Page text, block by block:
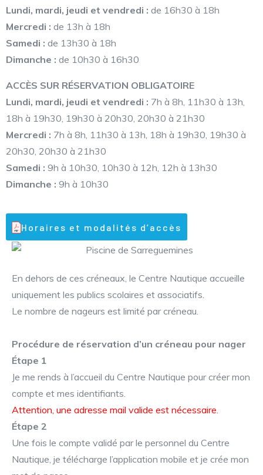
Lundi, mardi, jeudi et vendredi : de 16h30 à 18h
Mercredi : de 13h à 18h
Samedi : de 13h30 à 18h
Dimanche : de 10h30 à 16h30
ACCÈS SUR RÉSERVATION OBLIGATOIRE
Lundi, mardi, jeudi et vendredi : 7h à 8h, 11h30 à 13h,
18h à 19h30, 19h30 à 20h30, 20h30 à 21h30
Mercredi : 7h à 8h, 11h30 à 13h, 18h à 19h30, 19h30 à
20h30, 20h30 à 21h30
Samedi : 9h à 10h30, 10h30 à 12h, 12h à 13h30
Dimanche : 9h à 10h30
Horaires et modalités d’accès
En dehors de ces créneaux, le Centre Nautique accueille
uniquement les publics scolaires et associatifs.
Le nombre de nageurs est limité par créneau.
Procédure de réservation d’un créneau pour nager
Étape 1
Je me rends à l’accueil du Centre Nautique pour créer mon
compte et mes identifiants.
Attention, une adresse mail valide est nécessaire.
Étape 2
Une fois le compte validé par le personnel du Centre
Nautique, je télécharge l’application mobile et je crée mon